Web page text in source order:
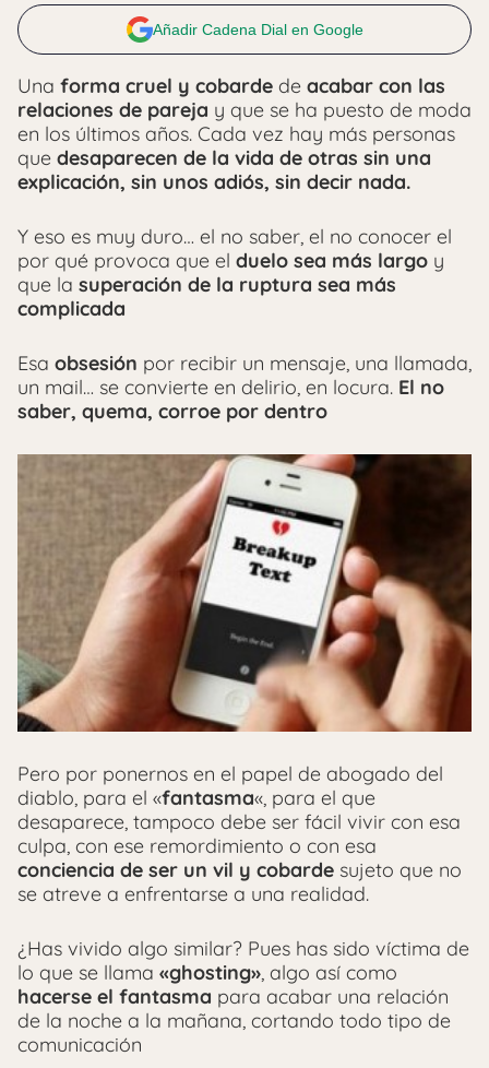
Añadir Cadena Dial en Google
Una forma cruel y cobarde de acabar con las
relaciones de pareja y que se ha puesto de moda
en los últimos años. Cada vez hay más personas
que desaparecen de la vida de otras sin una
explicación, sin unos adiós, sin decir nada.
Y eso es muy duro… el no saber, el no conocer el
por qué provoca que el duelo sea más largo y
que la superación de la ruptura sea más
complicada
Esa obsesión por recibir un mensaje, una llamada,
un mail… se convierte en delirio, en locura. El no
saber, quema, corroe por dentro
Pero por ponernos en el papel de abogado del
diablo, para el «fantasma«, para el que
desaparece, tampoco debe ser fácil vivir con esa
culpa, con ese remordimiento o con esa
conciencia de ser un vil y cobarde sujeto que no
se atreve a enfrentarse a una realidad.
¿Has vivido algo similar? Pues has sido víctima de
lo que se llama «ghosting», algo así como
hacerse el fantasma para acabar una relación
de la noche a la mañana, cortando todo tipo de
comunicación